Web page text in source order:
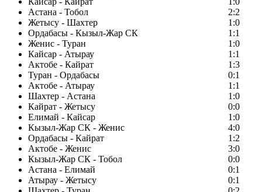
Астана - Тобол
2:2
Жетысу - Шахтер
1:0
Ордабасы - Кызыл-Жар СК
1:1
Женис - Туран
1:0
Кайсар - Атырау
1:1
Актобе - Кайрат
1:3
Туран - Ордабасы
0:1
Актобе - Атырау
1:1
Шахтер - Астана
1:0
Кайрат - Жетысу
0:0
Елимай - Кайсар
1:0
Кызыл-Жар СК - Женис
4:0
Ордабасы - Кайрат
1:2
Актобе - Женис
3:0
Кызыл-Жар СК - Тобол
0:0
Астана - Елимай
0:1
Атырау - Жетысу
0:1